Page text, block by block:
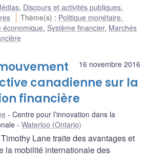
, Discours et activités publiques,
Thème(s) : Politique monétaire,
économique, Système financier, Marchés
16 novembre 2016
canadienne sur la
financière
Centre pour l’innovation dans la
Waterloo (Ontario)
Lane traite des avantages et
la mobilité internationale des